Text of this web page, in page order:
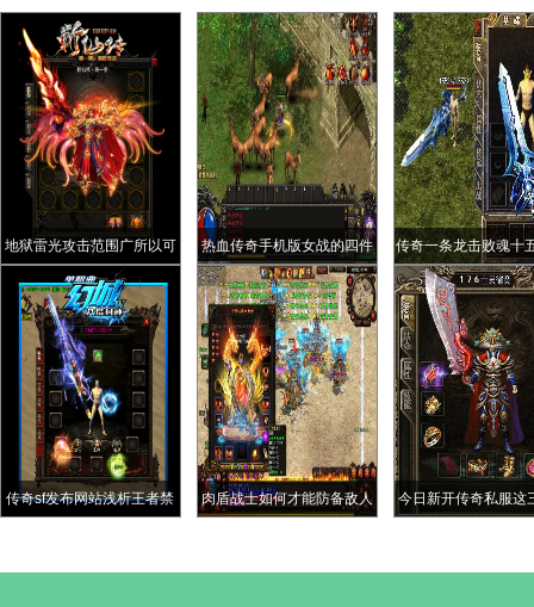
地狱雷光攻击范围广所以可
以不停的用吗
热血传奇手机版女战的四件
极品装备真香战神盔甲的魔
御堪比重装
传奇一条龙击败魂十
神殿”拿下沙巴克的法
乾龍
传奇sf发布网站浅析王者禁 肉盾战士如何才能防备敌人 今日新开传奇私服这
它们爆率如何